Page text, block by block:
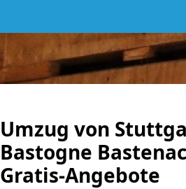
Umzug von
Bastogne
Gratis-Angebote